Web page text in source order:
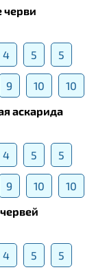
черви
4 5 5
9 10
10
аскарида
4 5 5
9 10
10
4 5 5